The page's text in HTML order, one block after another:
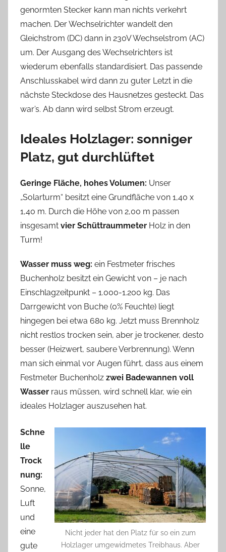
genormten Stecker kann man nichts verkehrt
machen. Der Wechselrichter wandelt den
Gleichstrom (DC) dann in 230V Wechselstrom (AC)
um. Der Ausgang des Wechselrichters ist
wiederum ebenfalls standardisiert. Das passende
Anschlusskabel wird dann zu guter Letzt in die
nächste Steckdose des Hausnetzes gesteckt. Das
war’s. Ab dann wird selbst Strom erzeugt.
Ideales Holzlager: sonniger
Platz, gut durchlüftet
Geringe Fläche, hohes Volumen: Unser
„Solarturm“ besitzt eine Grundfläche von 1,40 x
1,40 m. Durch die Höhe von 2,00 m passen
insgesamt vier Schüttraummeter Holz in den
Turm!
Wasser muss weg: ein Festmeter frisches
Buchenholz besitzt ein Gewicht von – je nach
Einschlagzeitpunkt – 1.000-1.200 kg. Das
Darrgewicht von Buche (0% Feuchte) liegt
hingegen bei etwa 680 kg. Jetzt muss Brennholz
nicht restlos trocken sein, aber je trockener, desto
besser (Heizwert, saubere Verbrennung). Wenn
man sich einmal vor Augen führt, dass aus einem
Festmeter Buchenholz zwei Badewannen voll
Wasser raus müssen, wird schnell klar, wie ein
ideales Holzlager auszusehen hat.
Nicht jeder hat den Platz für so ein zum
Holzlager umgewidmetes Treibhaus. Aber
Schne
lle
Trock
nung:
Sonne,
Luft
und
eine
gute